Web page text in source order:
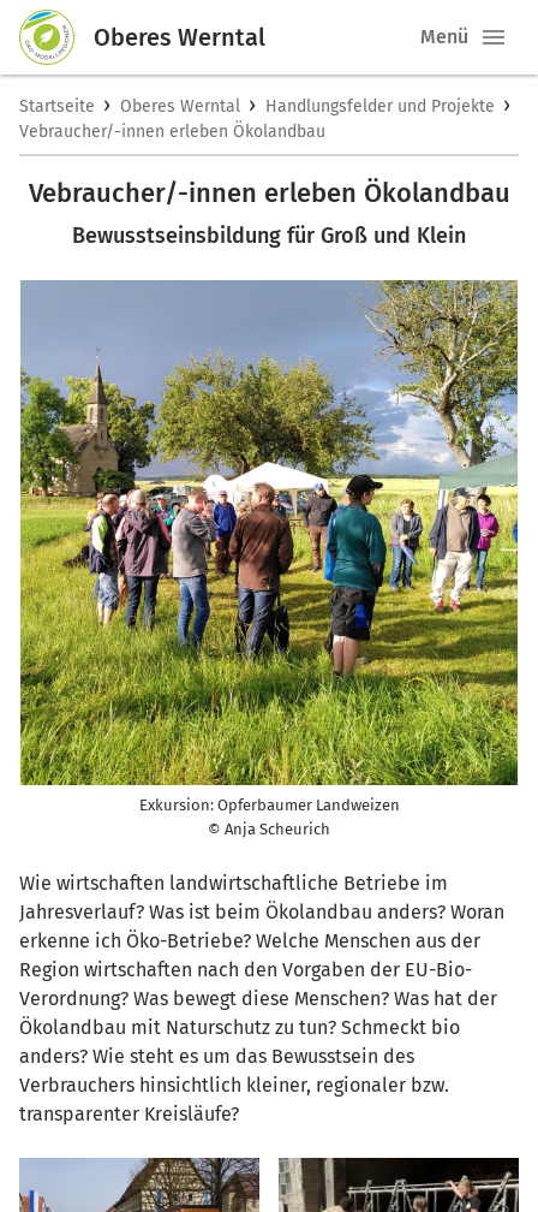
Oberes Werntal Menü
Startseite › Oberes Werntal › Handlungsfelder und Projekte ›
Vebraucher/-innen erleben Ökolandbau
Vebraucher/-innen erleben Ökolandbau
Bewusstseinsbildung für Groß und Klein
Exkursion: Opferbaumer Landweizen
© Anja Scheurich
Wie wirtschaften landwirtschaftliche Betriebe im
Jahresverlauf? Was ist beim Ökolandbau anders? Woran
erkenne ich Öko-Betriebe? Welche Menschen aus der
Region wirtschaften nach den Vorgaben der EU-Bio-
Verordnung? Was bewegt diese Menschen? Was hat der
Ökolandbau mit Naturschutz zu tun? Schmeckt bio
anders? Wie steht es um das Bewusstsein des
Verbrauchers hinsichtlich kleiner, regionaler bzw.
transparenter Kreisläufe?